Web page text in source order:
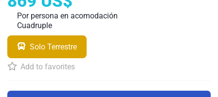
Por persona en acomodación
Cuadruple
Solo Terrestre
Add to favorites